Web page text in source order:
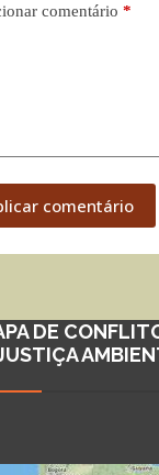
comentário *
comentário
DE